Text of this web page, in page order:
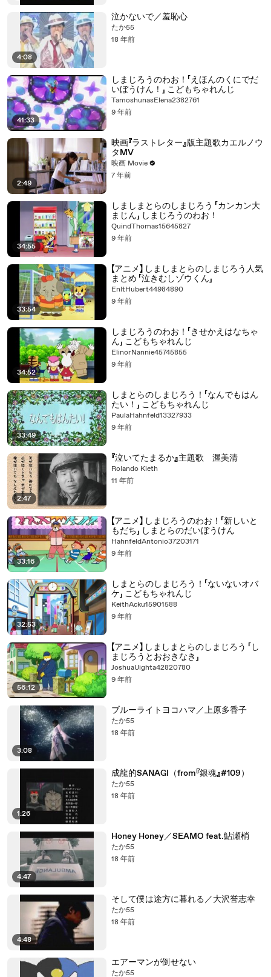
4:08
泣かないで／羞恥心
たか55
18 年前
41:33
しまじろうのわお！「えほんのくにでだ
いぼうけん！」 こどもちゃれんじ
TamoshunasElena2382761
9 年前
2:49
映画『ラストレター』版主題歌カエルノウ
タMV
映画 Movie
7 年前
34:55
しましまとらのしまじろう 「カンカン大
まじん」 しまじろうのわお！
QuindThomas15645827
9 年前
33:54
【アニメ】 しましまとらのしまじろう人気
まとめ 「泣きむしゾウくん」
EnltHubert44984890
9 年前
34:52
しまじろうのわお！「きせかえはなちゃ
ん」 こどもちゃれんじ
ElinorNannie45745855
9 年前
33:49
しまとらのしまじろう！「なんでもはん
たい！」 こどもちゃれんじ
PaulaHahnfeld13327933
9 年前
2:47
『泣いてたまるか』主題歌 渥美清
Rolando Kieth
11 年前
33:16
【アニメ】 しまじろうのわお！「新しいと
もだち」 しまとらのだいぼうけん
HahnfeldAntonio37203171
9 年前
32:53
しまとらのしまじろう！「ないないオバ
ケ」 こどもちゃれんじ
KeithAcku15901588
9 年前
56:12
【アニメ】 しましまとらのしまじろう 「し
まじろうとおおきなき」
JoshuaUighta42820780
9 年前
3:08
ブルーライトヨコハマ／上原多香子
たか55
18 年前
1:26
成龍的SANAGI（from『銀魂』#109）
たか55
18 年前
4:47
Honey Honey／SEAMO feat.鮎瀬梢
たか55
18 年前
4:48
そして僕は途方に暮れる／大沢誉志幸
たか55
18 年前
エアーマンが倒せない
たか55